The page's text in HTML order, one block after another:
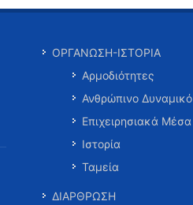
ΟΡΓΑΝΩΣΗ-ΙΣΤΟΡΙΑ
Αρμοδιότητες
Ανθρώπινο Δυναμικό
Επιχειρησιακά Μέσα
Ιστορία
Ταμεία
ΔΙΑΡΘΡΩΣΗ